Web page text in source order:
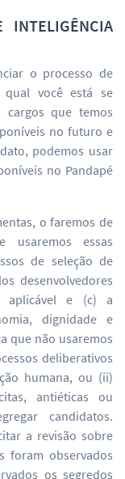
o processo de
você está se
que temos
no futuro e
podemos usar
no Pandapé
o faremos de
usaremos essas
de seleção de
desenvolvedores
aplicável e (c) a
dignidade e
que não usaremos
deliberativos
humana, ou (ii)
antiéticas ou
candidatos.
a revisão sobre
foram observados
os segredos